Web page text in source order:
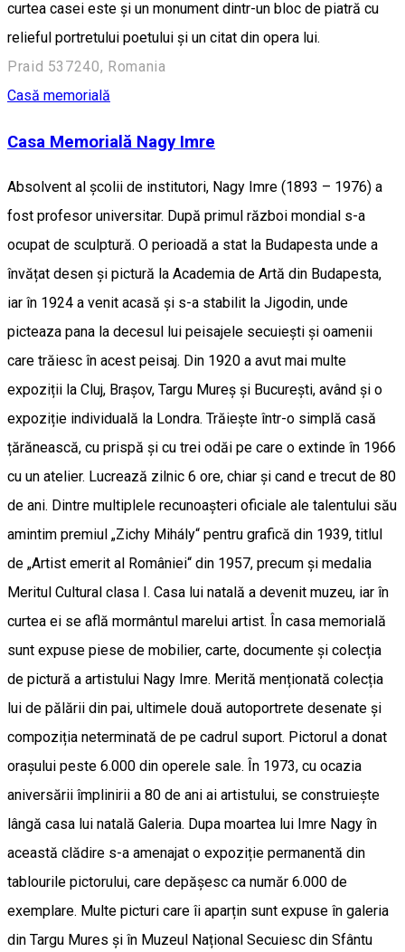
curtea casei este şi un monument dintr-un bloc de piatră cu
relieful portretului poetului şi un citat din opera lui.
Praid 537240, Romania
Casă memorială
Casa Memorială Nagy Imre
Absolvent al școlii de institutori, Nagy Imre (1893 – 1976) a
fost profesor universitar. După primul război mondial s-a
ocupat de sculptură. O perioadă a stat la Budapesta unde a
învățat desen și pictură la Academia de Artă din Budapesta,
iar în 1924 a venit acasă și s-a stabilit la Jigodin, unde
picteaza pana la decesul lui peisajele secuiești și oamenii
care trăiesc în acest peisaj. Din 1920 a avut mai multe
expoziții la Cluj, Brașov, Targu Mureș și București, având și o
expoziție individuală la Londra. Trăiește într-o simplă casă
țărănească, cu prispă și cu trei odăi pe care o extinde în 1966
cu un atelier. Lucrează zilnic 6 ore, chiar și cand e trecut de 80
de ani. Dintre multiplele recunoașteri oficiale ale talentului său
amintim premiul „Zichy Mihály“ pentru grafică din 1939, titlul
de „Artist emerit al României“ din 1957, precum și medalia
Meritul Cultural clasa I. Casa lui natală a devenit muzeu, iar în
curtea ei se află mormântul marelui artist. În casa memorială
sunt expuse piese de mobilier, carte, documente și colecția
de pictură a artistului Nagy Imre. Merită menționată colecția
lui de pălării din pai, ultimele două autoportrete desenate și
compoziția neterminată de pe cadrul suport. Pictorul a donat
orașului peste 6.000 din operele sale. În 1973, cu ocazia
aniversării împlinirii a 80 de ani ai artistului, se construiește
lângă casa lui natală Galeria. Dupa moartea lui Imre Nagy în
această clădire s-a amenajat o expoziție permanentă din
tablourile pictorului, care depășesc ca număr 6.000 de
exemplare. Multe picturi care îi aparțin sunt expuse în galeria
din Targu Mures și în Muzeul Național Secuiesc din Sfântu